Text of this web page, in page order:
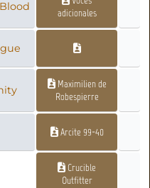
adicionales
Maximilien de
Robespierre
Arcite 99-40
Crucible
Outfitter